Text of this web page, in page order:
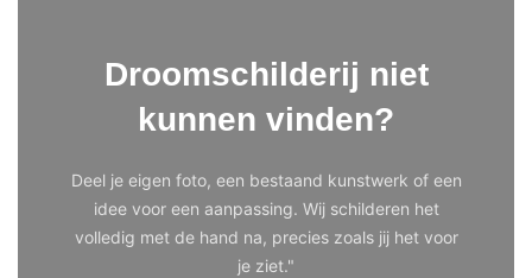
Droomschilderij niet
kunnen vinden?
Deel je eigen foto, een bestaand kunstwerk of een
idee voor een aanpassing. Wij schilderen het
volledig met de hand na, precies zoals jij het voor
je ziet."